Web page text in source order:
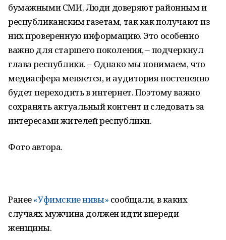
бумажными СМИ. Люди доверяют районным и
республиканским газетам, так как получают из
них проверенную информацию. Это особенно
важно для старшего поколения, – подчеркнул
глава республики. – Однако мы понимаем, что
медиасфера меняется, и аудитория постепенно
будет переходить в интернет. Поэтому важно
сохранять актуальный контент и следовать за
интересами жителей республики.
Фото автора.
Ранее«Уфимские нивы» сообщали, в каких
случаях мужчина должен идти впереди
женщины.